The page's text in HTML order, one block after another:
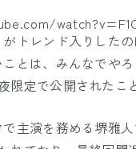
がトレンド入りした
とは、みんなでや
限定で公開されたこ
主演を務める堺雅